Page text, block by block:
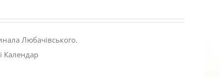
Любачівського.
Календар